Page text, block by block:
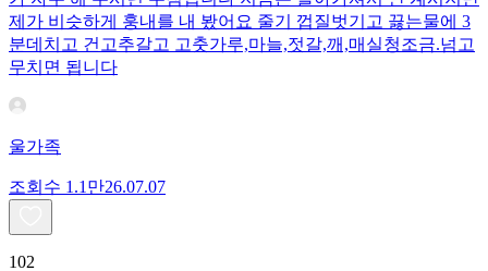
제가 비슷하게 훙내를 내 봤어요 줄기 껍질벗기고 끓는물에 3
분데치고 건고추갈고 고춧가루,마늘,젓갈,깨,매실청조금.넘고
무치면 됩니다
울가족
조회수 1.1만26.07.07
102